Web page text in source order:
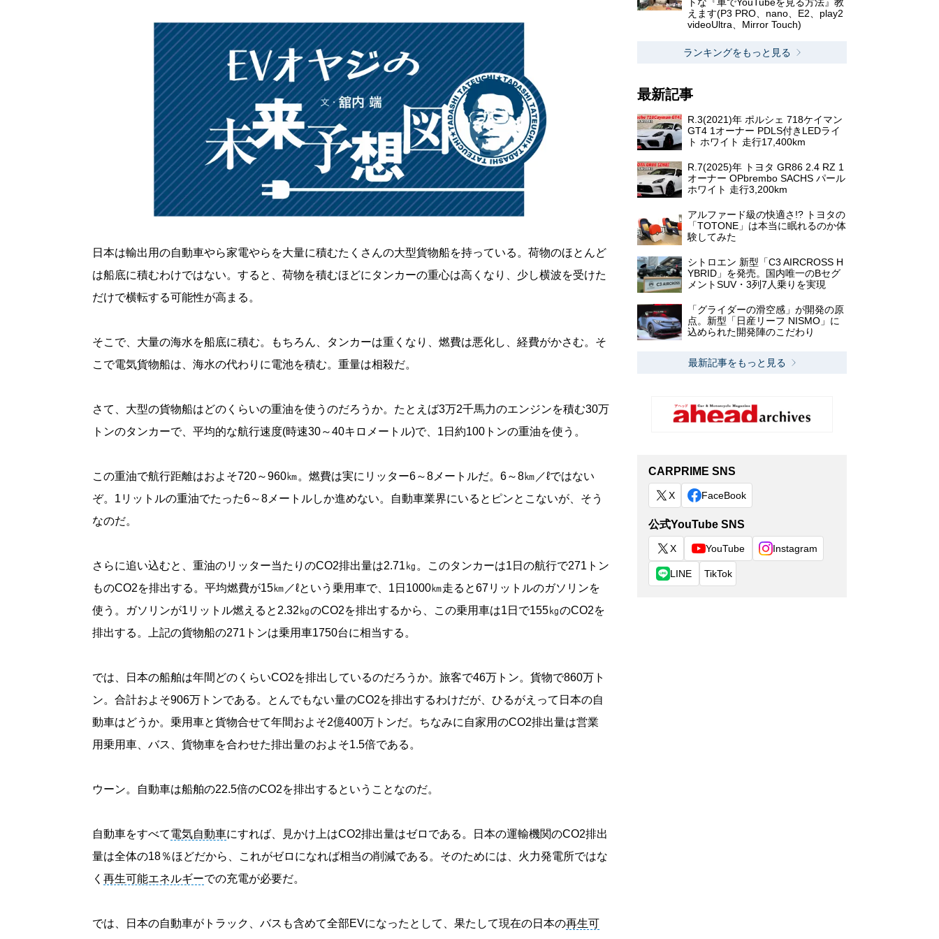
日本は輸出用の自動車やら家電やらを大量に積むたくさんの大型貨物船を持っている。荷物のほとんど
は船底に積むわけではない。すると、荷物を積むほどにタンカーの重心は高くなり、少し横波を受けた
だけで横転する可能性が高まる。
そこで、大量の海水を船底に積む。もちろん、タンカーは重くなり、燃費は悪化し、経費がかさむ。そ
こで電気貨物船は、海水の代わりに電池を積む。重量は相殺だ。
さて、大型の貨物船はどのくらいの重油を使うのだろうか。たとえば3万2千馬力のエンジンを積む30万
トンのタンカーで、平均的な航行速度(時速30～40キロメートル)で、1日約100トンの重油を使う。
この重油で航行距離はおよそ720～960㎞。燃費は実にリッター6～8メートルだ。6～8㎞／ℓではない
ぞ。1リットルの重油でたった6～8メートルしか進めない。自動車業界にいるとピンとこないが、そう
なのだ。
さらに追い込むと、重油のリッター当たりのCO2排出量は2.71㎏。このタンカーは1日の航行で271トン
ものCO2を排出する。平均燃費が15㎞／ℓという乗用車で、1日1000㎞走ると67リットルのガソリンを
使う。ガソリンが1リットル燃えると2.32㎏のCO2を排出するから、この乗用車は1日で155㎏のCO2を
排出する。上記の貨物船の271トンは乗用車1750台に相当する。
では、日本の船舶は年間どのくらいCO2を排出しているのだろうか。旅客で46万トン。貨物で860万ト
ン。合計およそ906万トンである。とんでもない量のCO2を排出するわけだが、ひるがえって日本の自
動車はどうか。乗用車と貨物合せて年間およそ2億400万トンだ。ちなみに自家用のCO2排出量は営業
用乗用車、バス、貨物車を合わせた排出量のおよそ1.5倍である。
ウーン。自動車は船舶の22.5倍のCO2を排出するということなのだ。
自動車をすべて電気自動車にすれば、見かけ上はCO2排出量はゼロである。日本の運輸機関のCO2排出
量は全体の18％ほどだから、これがゼロになれば相当の削減である。そのためには、火力発電所ではな
く 再生可能エネルギーでの充電が必要だ。
では、日本の自動車がトラック、バスも含めて全部EVになったとして、果たして現在の日本の再生可
えます(P3 PRO、nano、E2、play2
videoUltra、Mirror Touch)
ランキングをもっと見る
最新記事
R.3(2021)年 ポルシェ 718ケイマン
GT4 1オーナー PDLS付きLEDライ
ト ホワイト 走行17,400km
R.7(2025)年 トヨタ GR86 2.4 RZ 1
オーナー OPbrembo SACHS パール
ホワイト 走行3,200km
アルファード級の快適さ!? トヨタの
「TOTONE」は本当に眠れるのか体
験してみた
シトロエン 新型「C3 AIRCROSS H
YBRID」を発売。国内唯一のBセグ
メントSUV・3列7人乗りを実現
「グライダーの滑空感」が開発の原
点。新型「日産リーフ NISMO」に
込められた開発陣のこだわり
最新記事をもっと見る
CARPRIME SNS
X FaceBook
公式YouTube SNS
X YouTube Instagram
LINE TikTok